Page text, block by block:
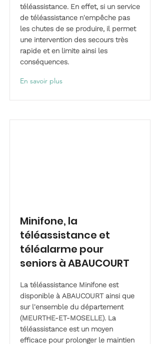
téléassistance. En effet, si un service
de téléassistance n'empêche pas
les chutes de se produire, il permet
une intervention des secours très
rapide et en limite ainsi les
conséquences.
En savoir plus
Minifone, la
téléassistance et
téléalarme pour
seniors à ABAUCOURT
La téléassistance Minifone est
disponible à ABAUCOURT ainsi que
sur l'ensemble du département
(MEURTHE-ET-MOSELLE). La
téléassistance est un moyen
efficace pour prolonger le maintien